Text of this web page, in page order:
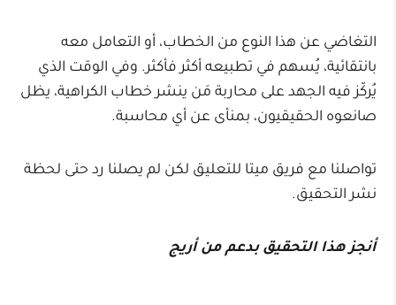
التغاضي عن هذا النوع من الخطاب، أو التعامل معه
بانتقائية، يُسهم في تطبيعه أكثر فأكثر. وفي الوقت الذي
يُركّز فيه الجهد على محاربة مَن ينشر خطاب الكراهية، يظل
صانعوه الحقيقيون، بمنأى عن أي محاسبة.
تواصلنا مع فريق ميتا للتعليق لكن لم يصلنا رد حتى لحظة
نشر التحقيق.
أنجز هذا التحقيق بدعم من أريج